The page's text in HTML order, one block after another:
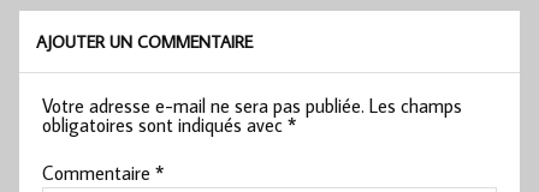
AJOUTER UN COMMENTAIRE
Votre adresse e-mail ne sera pas publiée. Les champs
obligatoires sont indiqués avec*
Commentaire*